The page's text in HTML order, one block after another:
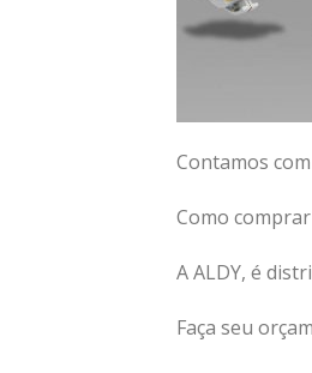
Contamos
Como comprar
A ALDY, é
Faça seu